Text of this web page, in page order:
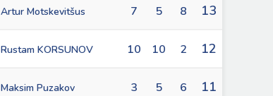
Artur Motskevitšus 7 5 8 13
Rustam KORSUNOV 10 10 2 12
Maksim Puzakov 3 5 6 11